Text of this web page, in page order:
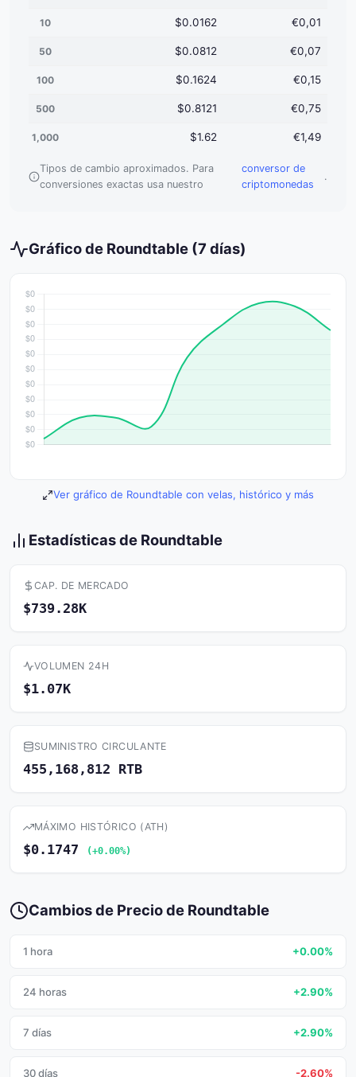
10 $0.0162 €0,01
50 $0.0812 €0,07
100 $0.1624 €0,15
500 $0.8121 €0,75
1,000 $1.62 €1,49
Tipos de cambio aproximados. Para
conversiones exactas usa nuestro
conversor de
criptomonedas
.
Gráfico de Roundtable (7 días)
Ver gráfico de Roundtable con velas, histórico y más
Estadísticas de Roundtable
CAP. DE MERCADO
$739.28K
VOLUMEN 24H
$1.07K
SUMINISTRO CIRCULANTE
455,168,812 RTB
MÁXIMO HISTÓRICO (ATH)
$0.1747 (+0.00%)
Cambios de Precio de Roundtable
1 hora +0.00%
24 horas +2.90%
7 días +2.90%
30 días -2.60%